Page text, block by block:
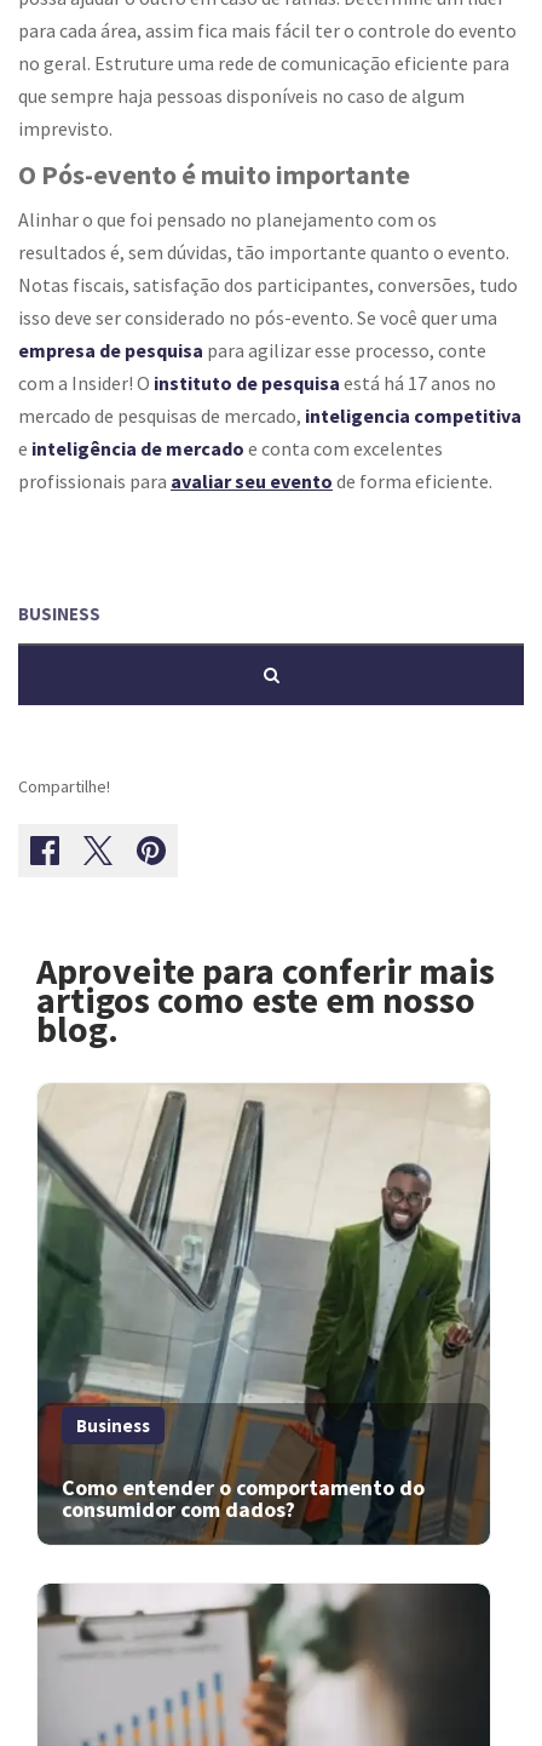
para cada área, assim fica mais fácil ter o controle do evento
no geral. Estruture uma rede de comunicação eficiente para
que sempre haja pessoas disponíveis no caso de algum
imprevisto.
O Pós-evento é muito importante
Alinhar o que foi pensado no planejamento com os
resultados é, sem dúvidas, tão importante quanto o evento.
Notas fiscais, satisfação dos participantes, conversões, tudo
isso deve ser considerado no pós-evento. Se você quer uma
empresa de pesquisa para agilizar esse processo, conte
com a Insider! O instituto de pesquisa está há 17 anos no
mercado de pesquisas de mercado, inteligencia competitiva
e inteligência de mercado e conta com excelentes
profissionais para avaliar seu evento de forma eficiente.
Compartilhe!
Aproveite para conferir mais
artigos como este em nosso
blog.
Business
Como entender o comportamento do
consumidor com dados?